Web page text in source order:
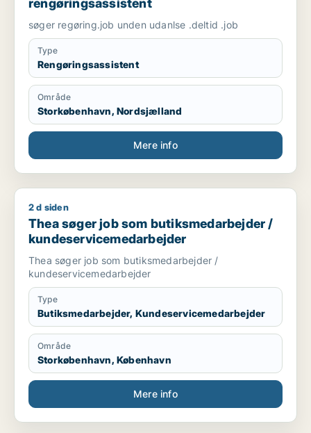
rengøringsassistent
søger regøring.job unden udanlse .deltid .job
Type
Rengøringsassistent
Område
Storkøbenhavn, Nordsjælland
Mere info
Thea søger job som butiksmedarbejder /
2 d siden
Thea søger job som butiksmedarbejder /
kundeservicemedarbejder
Thea søger job som butiksmedarbejder /
kundeservicemedarbejder
Type
Butiksmedarbejder, Kundeservicemedarbejder
Område
Storkøbenhavn, København
Mere info